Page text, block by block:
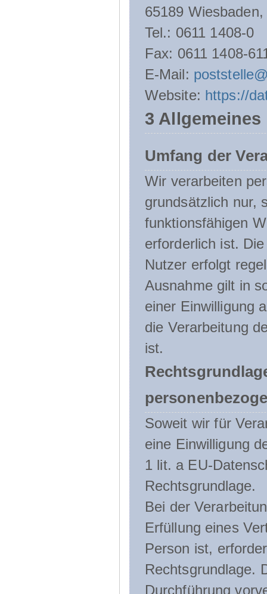
65189
Tel.: 0611 1408-0
Fax: 0611 1408-
E-Mail:
Website: https://
3
Umfang der
Wir verarbeiten
grundsätzlich nur,
funktionsfähigen
erforderlich ist.
Nutzer erfolgt
Ausnahme gilt in
einer Einwilligung
die Verarbeitung
ist.
Soweit wir für
eine Einwilligung
1 lit. a EU-
Rechtsgrundlage.
Bei der
Erfüllung eines
Person ist,
Rechtsgrundlage.
Durchführung